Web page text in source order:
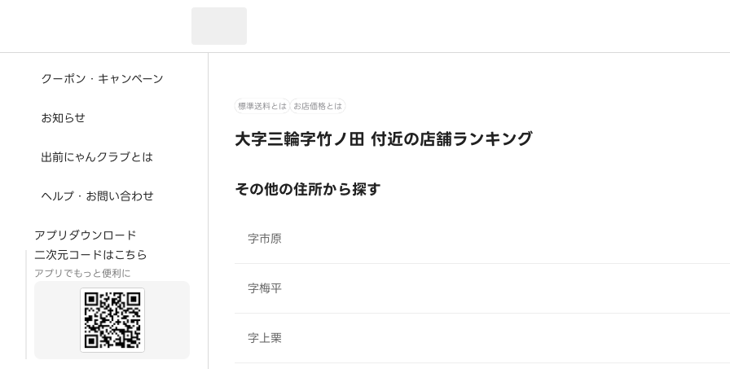
クーポン・キャンペーン
お知らせ
出前にゃんクラブとは
ヘルプ・お問い合わせ
アプリダウンロード
二次元コードはこちら
アプリでもっと便利に
標準送料とは お店価格とは
大字三輪字竹ノ田 付近の店舗ランキング
その他の住所から探す
字市原
字梅平
字上栗